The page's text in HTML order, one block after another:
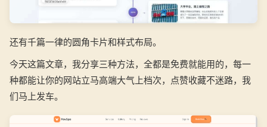
还有千篇一律的圆角卡片和样式布局。
今天这篇文章，我分享三种方法，全都是免费就能用的，每一
种都能让你的网站立马高端大气上档次，点赞收藏不迷路，我
们马上发车。